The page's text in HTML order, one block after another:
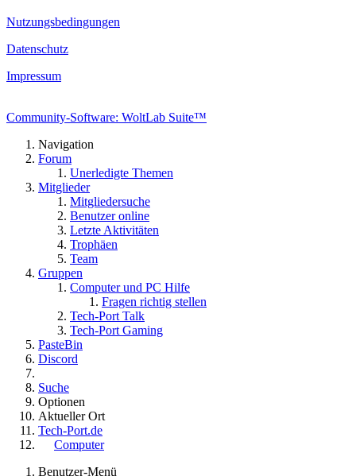
Nutzungsbedingungen
Datenschutz
Impressum
Community-Software: WoltLab Suite™
Navigation
Forum
Unerledigte Themen
Mitglieder
Mitgliedersuche
Benutzer online
Letzte Aktivitäten
Trophäen
Team
Gruppen
Computer und PC Hilfe
Fragen richtig stellen
Tech-Port Talk
Tech-Port Gaming
PasteBin
Discord
Suche
Optionen
Aktueller Ort
Tech-Port.de
Computer
Benutzer-Menü